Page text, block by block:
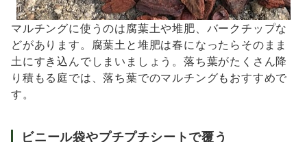
マルチングに使うのは腐葉土や堆肥、バークチップな
どがあります。腐葉土と堆肥は春になったらそのまま
土にすき込んでしまいましょう。落ち葉がたくさん降
り積もる庭では、落ち葉でのマルチングもおすすめで
す。
ビニール袋やプチプチシートで覆う